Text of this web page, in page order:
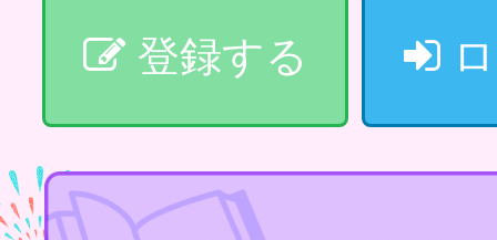
登録する